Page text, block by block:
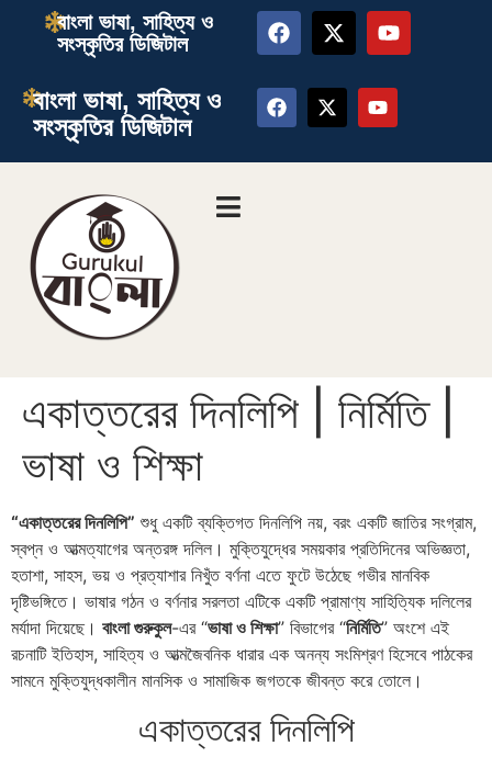
বাংলা ভাষা, সাহিত্য ও
সংস্কৃতির ডিজিটাল
বাংলা ভাষা, সাহিত্য ও
সংস্কৃতির ডিজিটাল
একাত্তরের দিনলিপি | নির্মিতি |
ভাষা ও শিক্ষা
“একাত্তরের দিনলিপি” শুধু একটি ব্যক্তিগত দিনলিপি নয়, বরং একটি জাতির সংগ্রাম,
স্বপ্ন ও আত্মত্যাগের অন্তরঙ্গ দলিল। মুক্তিযুদ্ধের সময়কার প্রতিদিনের অভিজ্ঞতা,
হতাশা, সাহস, ভয় ও প্রত্যাশার নিখুঁত বর্ণনা এতে ফুটে উঠেছে গভীর মানবিক
দৃষ্টিভঙ্গিতে। ভাষার গঠন ও বর্ণনার সরলতা এটিকে একটি প্রামাণ্য সাহিত্যিক দলিলের
মর্যাদা দিয়েছে। বাংলা গুরুকুল-এর “ভাষা ও শিক্ষা” বিভাগের “নির্মিতি” অংশে এই
রচনাটি ইতিহাস, সাহিত্য ও আত্মজৈবনিক ধারার এক অনন্য সংমিশ্রণ হিসেবে পাঠকের
সামনে মুক্তিযুদ্ধকালীন মানসিক ও সামাজিক জগতকে জীবন্ত করে তোলে।
একাত্তরের দিনলিপি